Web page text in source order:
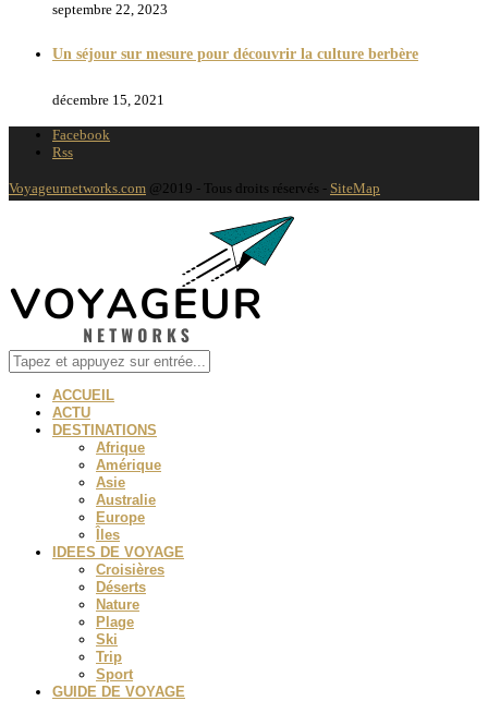
septembre 22, 2023
Un séjour sur mesure pour découvrir la culture berbère
décembre 15, 2021
Facebook
Rss
Voyageurnetworks.com @2019 - Tous droits réservés - SiteMap
ACCUEIL
ACTU
DESTINATIONS
Afrique
Amérique
Asie
Australie
Europe
Îles
IDEES DE VOYAGE
Croisières
Déserts
Nature
Plage
Ski
Trip
Sport
GUIDE DE VOYAGE